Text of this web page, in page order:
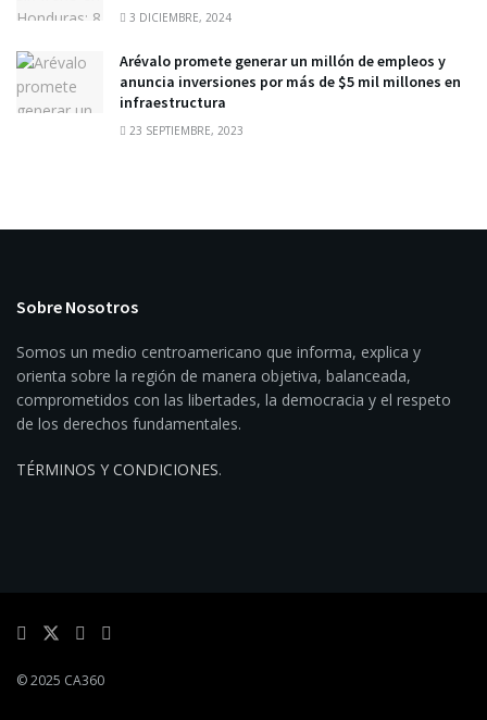
3 DICIEMBRE, 2024
Arévalo promete generar un millón de empleos y
anuncia inversiones por más de $5 mil millones en
infraestructura
23 SEPTIEMBRE, 2023
Sobre Nosotros
Somos un medio centroamericano que informa, explica y
orienta sobre la región de manera objetiva, balanceada,
comprometidos con las libertades, la democracia y el respeto
de los derechos fundamentales.
TÉRMINOS Y CONDICIONES.
© 2025 CA360